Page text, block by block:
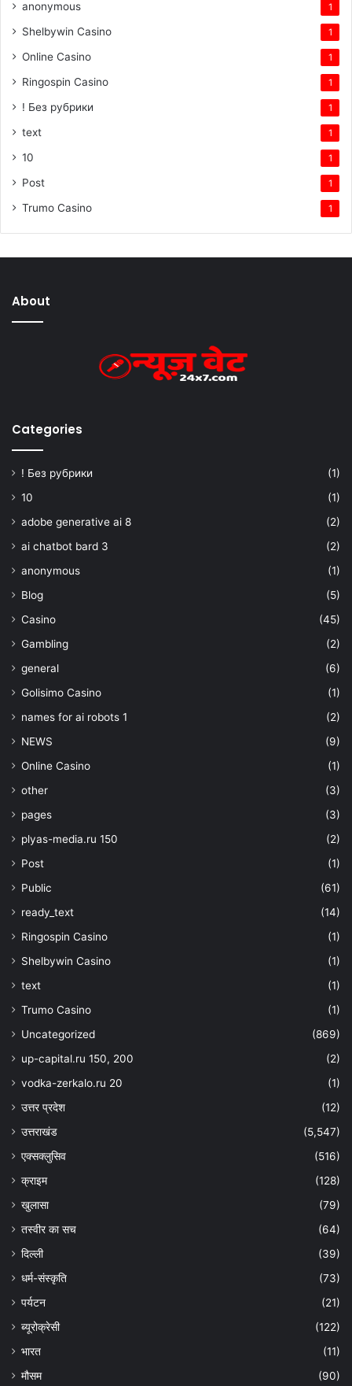
anonymous 1
Shelbywin Casino 1
Online Casino 1
Ringospin Casino 1
! Без рубрики 1
text 1
10 1
Post 1
Trumo Casino 1
About
Categories
! Без рубрики
(1)
10
(1)
adobe generative ai 8
(2)
ai chatbot bard 3
(2)
anonymous
(1)
Blog
(5)
Casino
(45)
Gambling
(2)
general
(6)
Golisimo Casino
(1)
names for ai robots 1
(2)
NEWS
(9)
Online Casino
(1)
other
(3)
pages
(3)
plyas-media.ru 150
(2)
Post
(1)
Public
(61)
ready_text
(14)
Ringospin Casino
(1)
Shelbywin Casino
(1)
text
(1)
Trumo Casino
(1)
Uncategorized
(869)
up-capital.ru 150, 200
(2)
vodka-zerkalo.ru 20
(1)
उत्तर प्रदेश
(12)
उत्तराखंड
(5,547)
एक्सक्लुसिव
(516)
क्राइम
(128)
खुलासा
(79)
तस्वीर का सच
(64)
दिल्ली
(39)
धर्म-संस्कृति
(73)
पर्यटन
(21)
ब्यूरोक्रेसी
(122)
भारत
(11)
मौसम
(90)